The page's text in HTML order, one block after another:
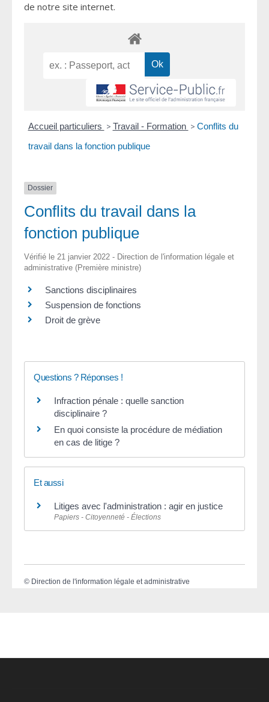
de notre site internet.
Accueil particuliers > Travail - Formation > Conflits du
travail dans la fonction publique
Dossier
Conflits du travail dans la
fonction publique
Vérifié le 21 janvier 2022 - Direction de l'information légale et
administrative (Première ministre)
Sanctions disciplinaires
Suspension de fonctions
Droit de grève
Questions ? Réponses !
Infraction pénale : quelle sanction
disciplinaire ?
En quoi consiste la procédure de médiation
en cas de litige ?
Et aussi
Litiges avec l'administration : agir en justice
Papiers - Citoyenneté - Élections
© Direction de l'information légale et administrative